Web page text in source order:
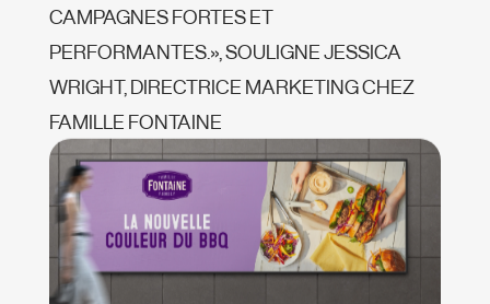
CAMPAGNES FORTES ET
PERFORMANTES.», SOULIGNE JESSICA
WRIGHT, DIRECTRICE MARKETING CHEZ
FAMILLE FONTAINE